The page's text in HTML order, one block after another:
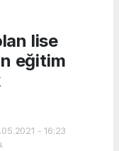
lise
eğitim
- 16:23